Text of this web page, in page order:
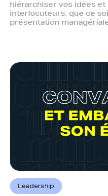
hiérarchiser vos idées et
interlocuteurs, que ce
présentation
Leadership